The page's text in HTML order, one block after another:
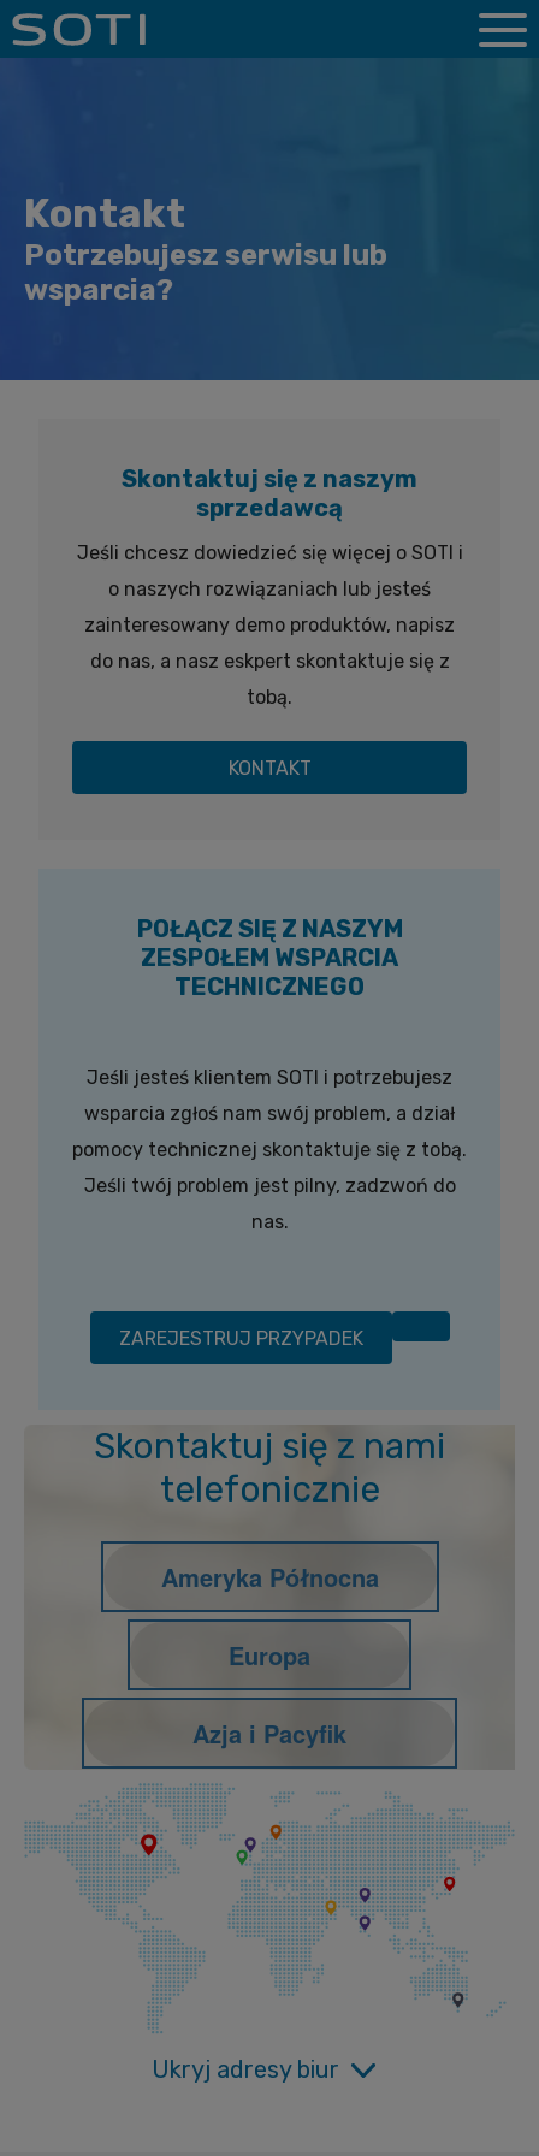
Kontakt
Potrzebujesz serwisu lub
wsparcia?
Skontaktuj się z naszym
sprzedawcą
Jeśli chcesz dowiedzieć się więcej o SOTI i
o naszych rozwiązaniach lub jesteś
zainteresowany demo produktów, napisz
do nas, a nasz eskpert skontaktuje się z
tobą.
KONTAKT
POŁĄCZ SIĘ Z NASZYM
ZESPOŁEM WSPARCIA
TECHNICZNEGO
Jeśli jesteś klientem SOTI i potrzebujesz
wsparcia zgłoś nam swój problem, a dział
pomocy technicznej skontaktuje się z tobą.
Jeśli twój problem jest pilny, zadzwoń do
nas.
ZAREJESTRUJ PRZYPADEK
Skontaktuj się z nami
telefonicznie
Ameryka Północna
Europa
Azja i Pacyfik
Ukryj adresy biur